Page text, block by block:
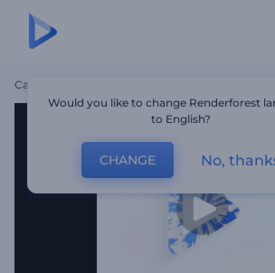
Casa
Would you like to change Renderforest
to English?
CHANGE No,